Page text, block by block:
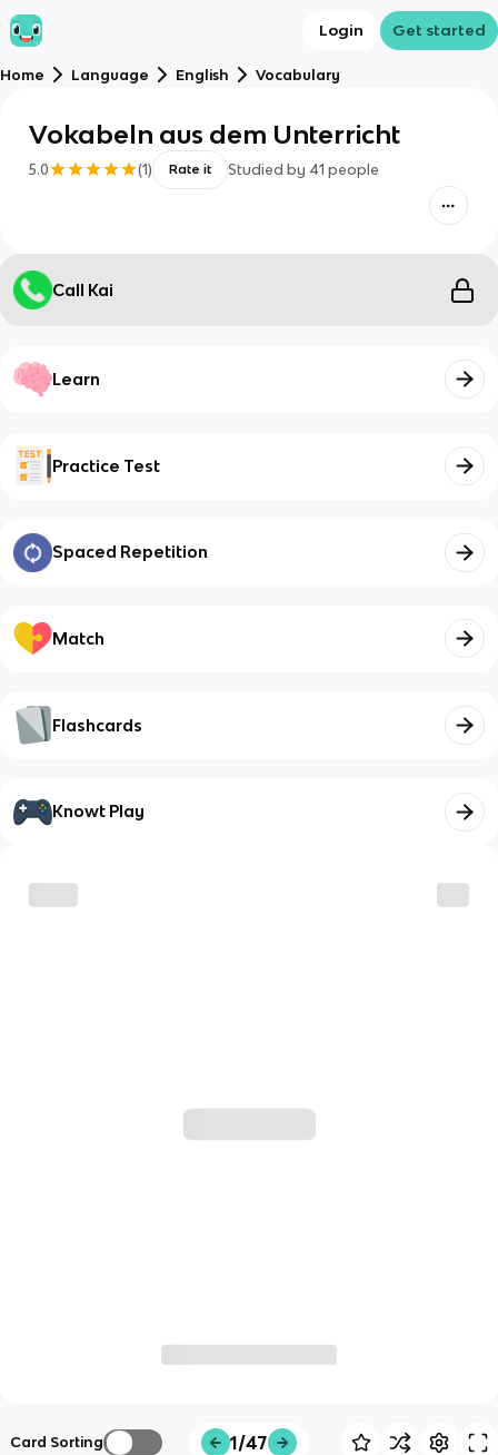
Login Get started
Home Language English Vocabulary
Vokabeln aus dem Unterricht
5.0 (1) Rate it Studied by 41 people
Call Kai
Learn
Practice Test
Spaced Repetition
Match
Flashcards
Knowt Play
Card Sorting 1/47